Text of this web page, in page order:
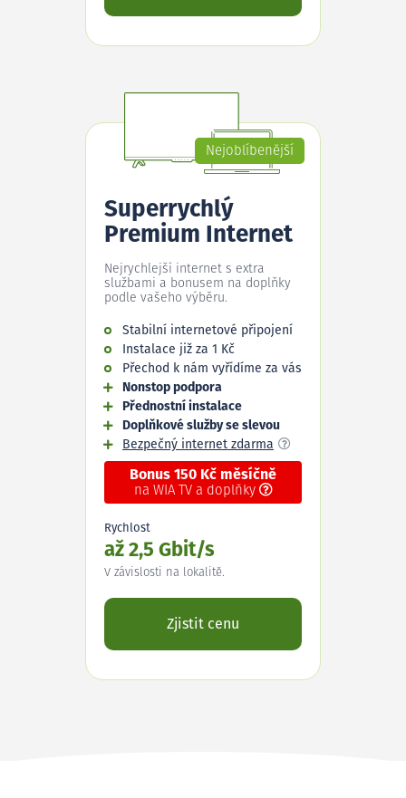
Nejoblíbenější
Superrychlý
Premium Internet
Nejrychlejší internet s extra
službami a bonusem na doplňky
podle vašeho výběru.
Stabilní internetové připojení
Instalace již za 1 Kč
Přechod k nám vyřídíme za vás
Nonstop podpora
Přednostní instalace
Doplňkové služby se slevou
Bezpečný internet zdarma
Bonus 150 Kč měsíčně
na WIA TV a doplňky
Rychlost
až 2,5 Gbit/s
V závislosti na lokalitě.
Zjistit cenu